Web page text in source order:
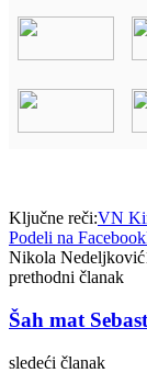
Ključne reči:VN
Podeli na Facebook
Nikola Nedeljković
prethodni članak
Šah mat
sledeći članak